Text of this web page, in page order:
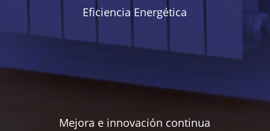
Eficiencia Energética
Mejora e innovación continua